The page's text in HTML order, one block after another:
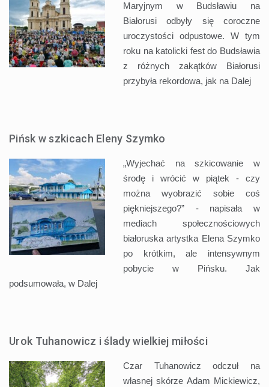
Maryjnym w Budsławiu na
Białorusi odbyły się coroczne
uroczystości odpustowe. W tym
roku na katolicki fest do Budsławia
z różnych zakątków Białorusi
przybyła rekordowa, jak na Dalej
Pińsk w szkicach Eleny Szymko
„Wyjechać na szkicowanie w
środę i wrócić w piątek - czy
można wyobrazić sobie coś
piękniejszego?” - napisała w
mediach społecznościowych
białoruska artystka Elena Szymko
po krótkim, ale intensywnym
pobycie w Pińsku. Jak
podsumowała, w Dalej
Urok Tuhanowicz i ślady wielkiej miłości
Czar Tuhanowicz odczuł na
własnej skórze Adam Mickiewicz,